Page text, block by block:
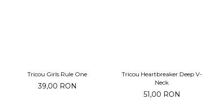
Tricou Girls Rule One
39,00 RON
Tricou Heartbreaker Deep V-
Neck
51,00 RON